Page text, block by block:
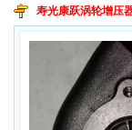
寿光康跃涡轮增压